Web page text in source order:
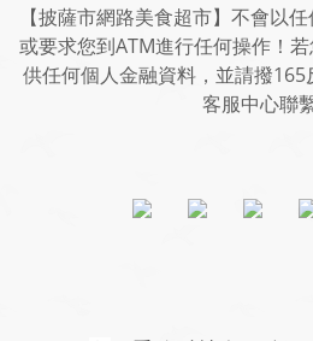
【披薩市網路美食超市】不會以
或要求您到ATM進行任何操作！
供任何個人金融資料，並請撥
客服中心聯繫